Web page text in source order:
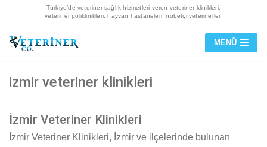
geç
Türkiye’de veteriner sağlık hizmetleri veren veteriner klinikleri,
veteriner poliklinikleri, hayvan hastaneleri, nöbetçi veterinerler.
MENÜ
izmir veteriner klinikleri
İzmir Veteriner Klinikleri
İzmir Veteriner Klinikleri, İzmir ve ilçelerinde bulunan